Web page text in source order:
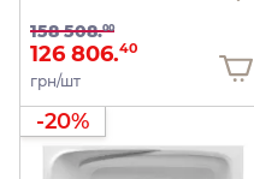
158 508.00
126 806.40
грн/шт
-20%